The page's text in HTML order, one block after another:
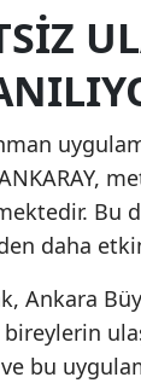
Bu
daha
Ankara
bu